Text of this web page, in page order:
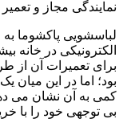
نمایندگی مجاز و
لباسشویی پاکشوما
الکترونیکی در خانه
برای تعمیرات آن از
بود؛ اما در این میان
کمی به آن نشان می
بی توجهی خود را با